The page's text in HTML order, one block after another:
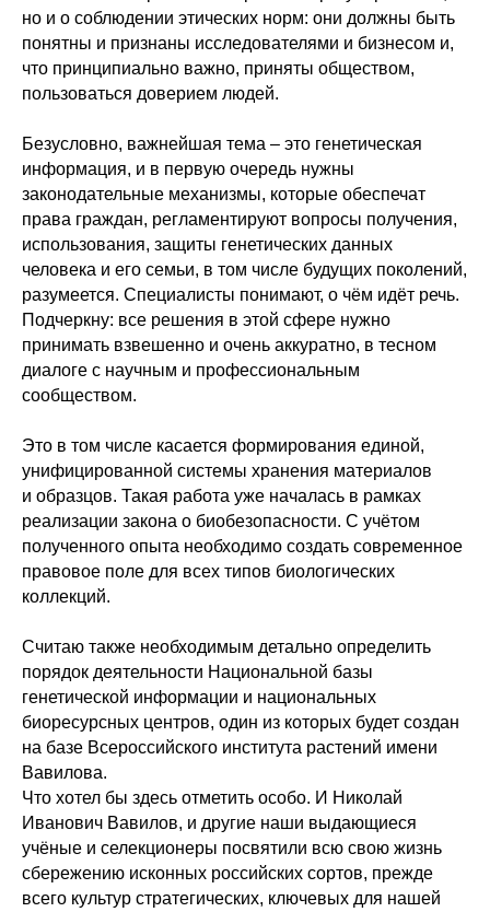
но и о соблюдении этических норм: они должны быть
понятны и признаны исследователями и бизнесом и,
что принципиально важно, приняты обществом,
пользоваться доверием людей.
Безусловно, важнейшая тема – это генетическая
информация, и в первую очередь нужны
законодательные механизмы, которые обеспечат
права граждан, регламентируют вопросы получения,
использования, защиты генетических данных
человека и его семьи, в том числе будущих поколений,
разумеется. Специалисты понимают, о чём идёт речь.
Подчеркну: все решения в этой сфере нужно
принимать взвешенно и очень аккуратно, в тесном
диалоге с научным и профессиональным
сообществом.
Это в том числе касается формирования единой,
унифицированной системы хранения материалов
и образцов. Такая работа уже началась в рамках
реализации закона о биобезопасности. С учётом
полученного опыта необходимо создать современное
правовое поле для всех типов биологических
коллекций.
Считаю также необходимым детально определить
порядок деятельности Национальной базы
генетической информации и национальных
биоресурсных центров, один из которых будет создан
на базе Всероссийского института растений имени
Вавилова.
Что хотел бы здесь отметить особо. И Николай
Иванович Вавилов, и другие наши выдающиеся
учёные и селекционеры посвятили всю свою жизнь
сбережению исконных российских сортов, прежде
всего культур стратегических, ключевых для нашей